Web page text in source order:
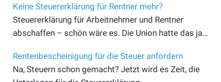
Keine Steuererklärung für Rentner mehr?
Steuererklärung für Arbeitnehmer und Rentner
abschaffen – schön wäre es. Die Union hatte das ja…
Rentenbescheinigung für die Steuer anfordern
Na, Steuern schon gemacht? Jetzt wird es Zeit, die